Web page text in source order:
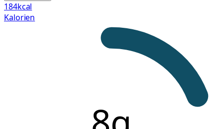
184kcal
Kalorien